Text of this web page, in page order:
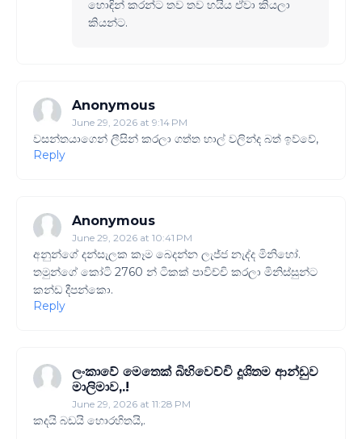
හොඳින් කරන්ට තව තව හයිය ඒවා කියලා
කියන්ට.
Anonymous
June 29, 2026 at 9:14 PM
වසන්තයාගෙන් ලීසින් කරලා ගත්ත හාල් වලින්ද බත් ඉව්වේ,
Reply
Anonymous
June 29, 2026 at 10:41 PM
අනුන්ගේ දන්සැලක කෑම බෙදන්න ලැජ්ජ නැද්ද මිනිහෝ.
තමුන්ගේ කෝටි 2760 න් ටිකක් පාවිච්චි කරලා මිනිස්සුන්ට
කන්ඩ දීපන්කො.
Reply
ලංකාවේ මෙතෙක් බිහිවෙච්චි දූශිතම ආන්ඩුව
මාලිමාව,.!
June 29, 2026 at 11:28 PM
කදයි බඩයි හොරහිතයි,.